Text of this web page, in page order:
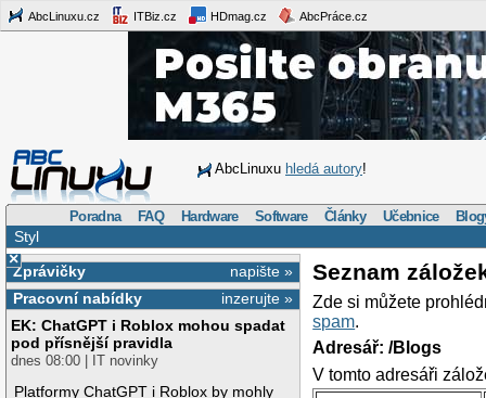
AbcLinuxu.cz ITBiz.cz HDmag.cz AbcPráce.cz
AbcLinuxu hledá autory!
Poradna FAQ Hardware Software Články Učebnice
Styl
×
napište »
Zprávičky
inzerujte »
Pracovní nabídky
EK: ChatGPT i Roblox mohou spadat
pod přísnější pravidla
dnes 08:00 | IT novinky
Platformy ChatGPT i Roblox by mohly
Seznam
Zde si můžete
spam.
Adresář: /Blogs
V tomto adresáři